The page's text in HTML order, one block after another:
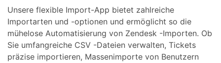
Unsere flexible Import-App bietet zahlreiche
Importarten und -optionen und ermöglicht so die
mühelose Automatisierung von Zendesk -Importen. Ob
Sie umfangreiche CSV -Dateien verwalten, Tickets
präzise importieren, Massenimporte von Benutzern